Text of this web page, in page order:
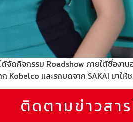
จัดกิจกรรม Roadshow ภายใต้ชื่องา
Kobelco และรถบดจาก SAKAI มาใ
ติดตามข่าวสา